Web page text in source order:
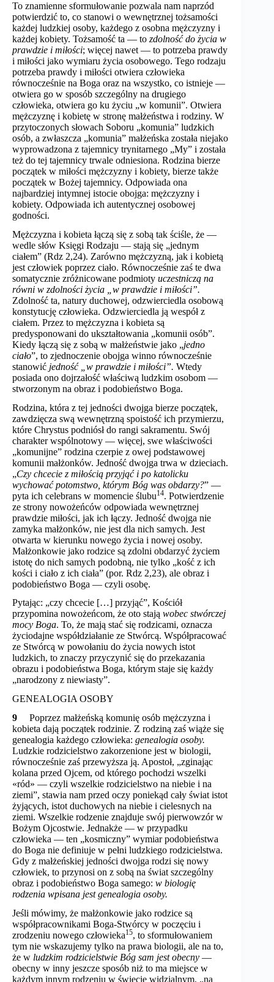
To znamienne sformułowanie pozwala nam naprzód
potwierdzić to, co stanowi o wewnętrznej tożsamości
każdej ludzkiej osoby, każdego z osobna mężczyzny i
każdej kobiety. Tożsamość ta — to zdolność do życia w
prawdzie i miłości; więcej nawet — to potrzeba prawdy
i miłości jako wymiaru życia osobowego. Tego rodzaju
potrzeba prawdy i miłości otwiera człowieka
równocześnie na Boga oraz na wszystko, co istnieje —
otwiera go w sposób szczególny na drugiego
człowieka, otwiera go ku życiu „w komunii”. Otwiera
mężczyznę i kobietę w stronę małżeństwa i rodziny. W
przytoczonych słowach Soboru „komunia” ludzkich
osób, a zwłaszcza „komunia” małżeńska została niejako
wyprowadzona z tajemnicy trynitarnego „My” i została
też do tej tajemnicy trwale odniesiona. Rodzina bierze
początek w miłości mężczyzny i kobiety, bierze także
początek w Bożej tajemnicy. Odpowiada ona
najbardziej intymnej istocie obojga: mężczyzny i
kobiety. Odpowiada ich autentycznej osobowej
godności.
Mężczyzna i kobieta łączą się z sobą tak ściśle, że —
wedle słów Księgi Rodzaju — stają się „jednym
ciałem” (Rdz 2,24). Zarówno mężczyzną, jak i kobietą
jest człowiek poprzez ciało. Równocześnie zaś te dwa
somatycznie zróżnicowane podmioty uczestniczą na
równi w zdolności życia „w prawdzie i miłości”.
Zdolność ta, natury duchowej, odzwierciedla osobową
konstytucję człowieka. Odzwierciedla ją wespół z
ciałem. Przez to mężczyzna i kobieta są
predysponowani do ukształtowania „komunii osób”.
Kiedy łączą się z sobą w małżeństwie jako „jedno
ciało”, to zjednoczenie obojga winno równocześnie
stanowić jedność „w prawdzie i miłości”. Wtedy
posiada ono dojrzałość właściwą ludzkim osobom —
stworzonym na obraz i podobieństwo Boga.
Rodzina, która z tej jedności dwojga bierze początek,
zawdzięcza swą wewnętrzną spoistość ich przymierzu,
które Chrystus podniósł do rangi sakramentu. Swój
charakter wspólnotowy — więcej, swe właściwości
„komunijne” rodzina czerpie z owej podstawowej
komunii małżonków. Jedność dwojga trwa w dzieciach.
„Czy chcecie z miłością przyjąć i po katolicku
wychować potomstwo, którym Bóg was obdarzy?” —
pyta ich celebrans w momencie ślubu14. Potwierdzenie
ze strony nowożeńców odpowiada wewnętrznej
prawdzie miłości, jak ich łączy. Jedność dwojga nie
zamyka małżonków, nie jest dla nich samych. Jest
otwarta w kierunku nowego życia i nowej osoby.
Małżonkowie jako rodzice są zdolni obdarzyć życiem
istotę do nich samych podobną, nie tylko „kość z ich
kości i ciało z ich ciała” (por. Rdz 2,23), ale obraz i
podobieństwo Boga — czyli osobę.
Pytając: „czy chcecie […] przyjąć”, Kościół
przypomina nowożeńcom, że oto stają wobec stwórczej
mocy Boga. To, że mają stać się rodzicami, oznacza
życiodajne współdziałanie ze Stwórcą. Współpracować
ze Stwórcą w powołaniu do życia nowych istot
ludzkich, to znaczy przyczynić się do przekazania
obrazu i podobieństwa Boga, którym staje się każdy
„narodzony z niewiasty”.
GENEALOGIA OSOBY
9 Poprzez małżeńską komunię osób mężczyzna i
kobieta dają początek rodzinie. Z rodziną zaś wiąże się
genealogia każdego człowieka: genealogia osoby.
Ludzkie rodzicielstwo zakorzenione jest w biologii,
równocześnie zaś przewyższa ją. Apostoł, „zginając
kolana przed Ojcem, od którego pochodzi wszelki
«ród» — czyli wszelkie rodzicielstwo na niebie i na
ziemi”, stawia nam przed oczy poniekąd cały świat istot
żyjących, istot duchowych na niebie i cielesnych na
ziemi. Wszelkie rodzenie znajduje swój pierwowzór w
Bożym Ojcostwie. Jednakże — w przypadku
człowieka — ten „kosmiczny” wymiar podobieństwa
do Boga nie definiuje w pełni ludzkiego rodzicielstwa.
Gdy z małżeńskiej jedności dwojga rodzi się nowy
człowiek, to przynosi on z sobą na świat szczególny
obraz i podobieństwo Boga samego: w biologię
rodzenia wpisana jest genealogia osoby.
Jeśli mówimy, że małżonkowie jako rodzice są
współpracownikami Boga-Stwórcy w poczęciu i
zrodzeniu nowego człowieka15, to sformułowaniem
tym nie wskazujemy tylko na prawa biologii, ale na to,
że w ludzkim rodzicielstwie Bóg sam jest obecny —
obecny w inny jeszcze sposób niż to ma miejsce w
każdym innym rodzeniu w świecie widzialnym, „na